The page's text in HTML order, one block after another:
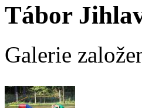
Tábor
Galerie